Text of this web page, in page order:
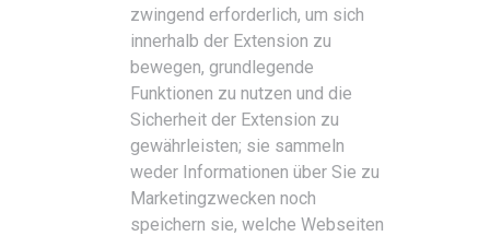
zwingend erforderlich, um sich
innerhalb der Extension zu
bewegen, grundlegende
Funktionen zu nutzen und die
Sicherheit der Extension zu
gewährleisten; sie sammeln
weder Informationen über Sie zu
Marketingzwecken noch
speichern sie, welche Webseiten